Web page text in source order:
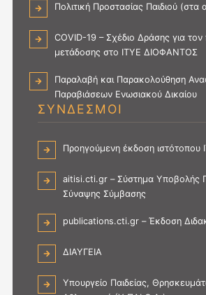
Πολιτική Προστασίας Παιδιού (στα
COVID-19 – Σχέδιο Δράσης για τον
μετάδοσης στο ΙΤΥΕ ΔΙΟΦΑΝΤΟΣ
Παραλαβή και Παρακολούθηση
Παραβιάσεων Ενωσιακού Δικαίου
ΣΥΝΔΕΣΜΟΙ
Προηγούμενη έκδοση
aitisi.cti.gr – Σύστημα Υποβολής
Σύναψης Σύμβασης
publications.cti.gr – Έκδοση
ΔΙΑΥΓΕΙΑ
Υπουργείο Παιδείας,